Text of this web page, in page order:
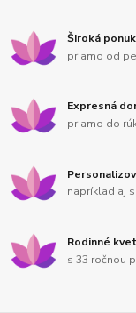
Široká
priamo od
Expresná
priamo do
napríklad aj
Rodinné
s 33 ročnou